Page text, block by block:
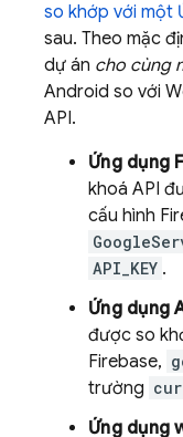
so khớp với một
sau. Theo mặc
dự án cho cùng
Android so với
API.
Ứng dụng
khoá API
cấu hình
API_KEY .
Ứng dụng
được so
Firebase,
trường
Ứng dụng